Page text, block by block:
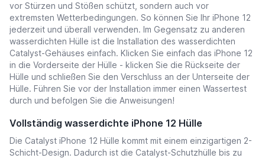
vor Stürzen und Stößen schützt, sondern auch vor
extremsten Wetterbedingungen. So können Sie Ihr iPhone 12
jederzeit und überall verwenden. Im Gegensatz zu anderen
wasserdichten Hülle ist die Installation des wasserdichten
Catalyst-Gehäuses einfach. Klicken Sie einfach das iPhone 12
in die Vorderseite der Hülle - klicken Sie die Rückseite der
Hülle und schließen Sie den Verschluss an der Unterseite der
Hülle. Führen Sie vor der Installation immer einen Wassertest
durch und befolgen Sie die Anweisungen!
Vollständig wasserdichte iPhone 12 Hülle
Die Catalyst iPhone 12 Hülle kommt mit einem einzigartigen 2-
Schicht-Design. Dadurch ist die Catalyst-Schutzhülle bis zu